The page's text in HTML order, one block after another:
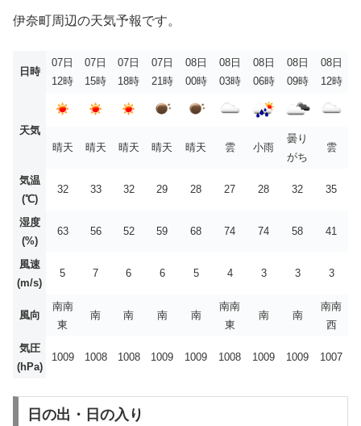
伊奈町周辺の天気予報です。
日時
07日
12時
07日
15時
07日
18時
07日
21時
08日
00時
08日
03時
08日
06時
08日
09時
08日
12時
天気
晴天
晴天 晴天 晴天 晴天 雲 小雨
曇り
がち
雲
気温
(℃)
32 33 32 29 28 27 28 32 35
湿度
(%)
63 56 52 59 68 74 74 58 41
風速
(m/s)
5 7 6 6 5 4 3 3 3
風向
南南
東
南 南 南 南
南南
東
南 南
南南
西
気圧
(hPa)
1009 1008 1008 1009 1009 1008 1009 1009 1007
日の出・日の入り